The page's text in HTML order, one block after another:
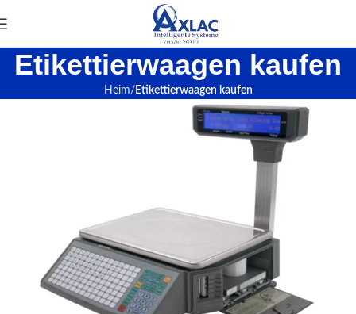
Etikettierwaagen kaufen
Heim Etikettierwaagen kaufen